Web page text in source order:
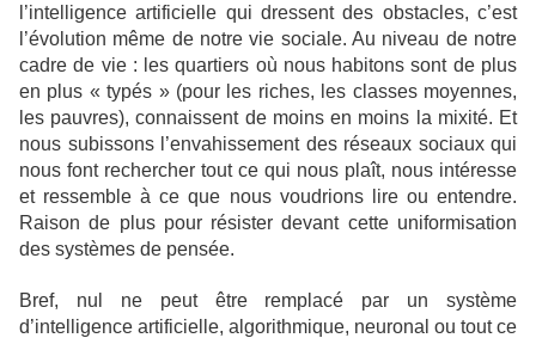
l’intelligence artificielle qui dressent des obstacles, c’est
l’évolution même de notre vie sociale. Au niveau de notre
cadre de vie : les quartiers où nous habitons sont de plus
en plus « typés » (pour les riches, les classes moyennes,
les pauvres), connaissent de moins en moins la mixité. Et
nous subissons l’envahissement des réseaux sociaux qui
nous font rechercher tout ce qui nous plaît, nous intéresse
et ressemble à ce que nous voudrions lire ou entendre.
Raison de plus pour résister devant cette uniformisation
des systèmes de pensée.
Bref, nul ne peut être remplacé par un système
d’intelligence artificielle, algorithmique, neuronal ou tout ce